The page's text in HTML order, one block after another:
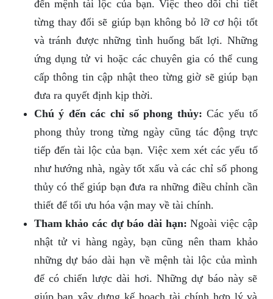
đến mệnh tài lộc của bạn. Việc theo dõi chi tiết
từng thay đổi sẽ giúp bạn không bỏ lỡ cơ hội tốt
và tránh được những tình huống bất lợi. Những
ứng dụng tử vi hoặc các chuyên gia có thể cung
cấp thông tin cập nhật theo từng giờ sẽ giúp bạn
đưa ra quyết định kịp thời.
Chú ý đến các chỉ số phong thủy: Các yếu tố
phong thủy trong từng ngày cũng tác động trực
tiếp đến tài lộc của bạn. Việc xem xét các yếu tố
như hướng nhà, ngày tốt xấu và các chỉ số phong
thủy có thể giúp bạn đưa ra những điều chỉnh cần
thiết để tối ưu hóa vận may về tài chính.
Tham khảo các dự báo dài hạn: Ngoài việc cập
nhật tử vi hàng ngày, bạn cũng nên tham khảo
những dự báo dài hạn về mệnh tài lộc của mình
để có chiến lược dài hơi. Những dự báo này sẽ